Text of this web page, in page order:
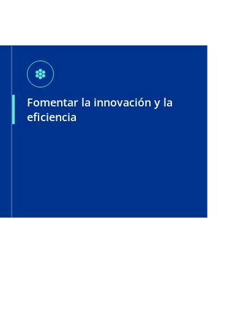
ehive
Fomentar la innovación y la
eficiencia